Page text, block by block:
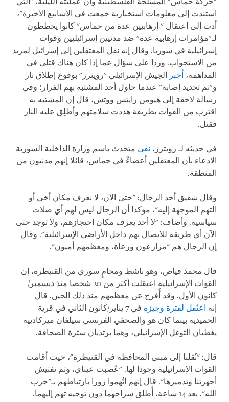
استندت إلى معلومات استخبارية جمعت في الأسابيع الأخيرة"،
أدت إلى اعتقال " إرهابيين عدة من حماس" كانوا يخططون
لـ"مؤامرات إرهابية عدة" ضد مدنيين إسرائيليين وقوات
إسرائيلية في سوريا. وقال إنه نقل المعتقلين إلى إسرائيل لمزيد
من الاستجواب. وردا على سؤال عما إذا كان هناك قتلى في
المداهمة، أخبر الجيش الإسرائيلي "رويترز" بوقوع إطلاق نار
و"تم تحديد إصابة" عندما حاول أحد المشتبه بهم الفرار؛ وفي
رسالة لاحقة إلى هيومن رايتس ووتش، قال إن المشتبه به
اقترب من القوات بطريقة هددت سلامتهم وأطلِق عليه النار
فقتل.
في حديثه لـ رويترز، نفى متحدث باسم وزارة الداخلية السورية
الادعاء بأن المعتقلين أعضاءٌ في حماس، قائلا إنهم مدنيون من
المنطقة.
وقال شقيق أحد الرجال: "حتى الآن، لا نعرف مكان أخي أو
التهم الموجهة إليه"، مؤكدا أن الرجال ليس لهم أي صلات
سياسية. وأضاف: "لا أحد يعرف مكان احتجازهم، ولا توجد حتى
الآن أي طريقة للاتصال بهم داخل الأراضي الإسرائيلية". وقال
إن الرجال هم "مزارعون ورعاة، ومعظمهم أميون".
قال محمد فياض، وهو ناشط ومحامٍ سوري من القنيطرة، إن
القوات الإسرائيلية اعتقلت أكثر من 20 شخصا منذ ديسمبر/
كانون الأول. وقد أُفرج عن معظمهم منذ ذلك الحين. قال
إنه اعتُقل لفترة وجيزة
في 7 يناير/كانون الثاني في قرية
الحميدية بينما كان هو والصحفي الفرنسي سيلفان ميركادييه
يغطيان التوغل الإسرائيلي، وهما يرتديان سترة الصحافة.
قال: "نُقلنا إلى مبنى المحافظة في القنيطرة"، حيث أقامت
القوات الإسرائيلية وجودا لها. "عُصبت عيناي، وتم تفتيش
أجهزتنا وتدميرها". قال إنهم اتُهموا زورا بارتباطهم بـ"حزب
الله". بعد 14 ساعة، أُطلق سراحهما دون توجيه تهم إليهما.